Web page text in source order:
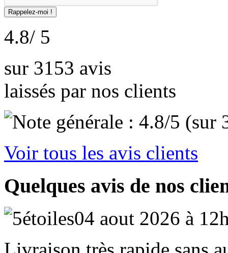
4.8/ 5
sur 3153 avis
laissés par nos clients
Voir tous les avis clients
Quelques avis de nos
04 aout 2026 à